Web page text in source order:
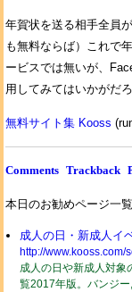
年賀状を送る相手全員
も無料ならば）これで
ービスでは無いが、
用してみてはいかがだろ
無料サイト集 Kooss
Comments Trackback
本日のお勧めページ一
成人の日・新成人イ
http://www.kooss.com/
成人の日や新成人対象
覧2017年版。バンジー